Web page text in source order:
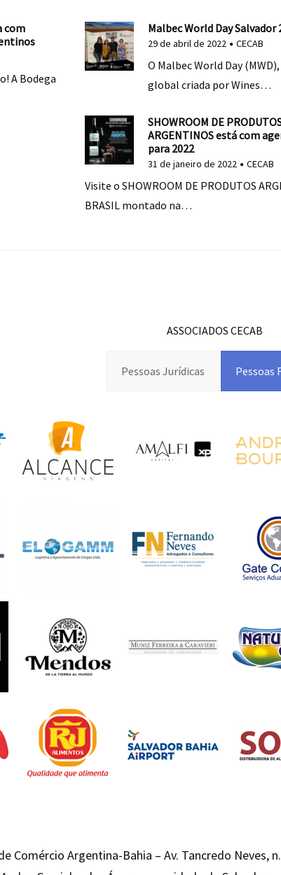
com
A Bodega
Malbec World Day Salvador
29 de abril de 2022 CECAB
O Malbec World Day
global criada por Wines…
SHOWROOM DE
ARGENTINOS está com
para 2022
31 de janeiro de 2022 CECAB
Visite o SHOWROOM DE PRODUTOS
BRASIL montado na…
ASSOCIADOS CECAB
Pessoas Jurídicas Pessoas
Comércio Argentina-Bahia – Av. Tancredo Neves,